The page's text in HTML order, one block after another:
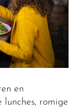
en
romige